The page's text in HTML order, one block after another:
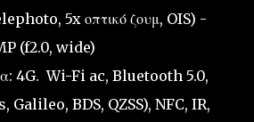
5x οπτικό ζουμ, OIS) -
(f2.0, wide)
4G. Wi-Fi ac, Bluetooth 5.0,
Galileo, BDS, QZSS), NFC, IR,